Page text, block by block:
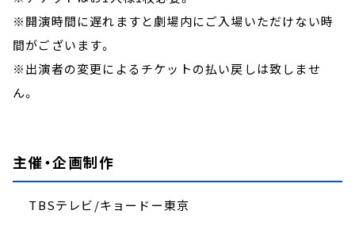
※開演時間に遅れますと劇場内にご入場いただけない時
間がございます。
※出演者の変更によるチケットの払い戻しは致しませ
ん。
主催・企画制作
TBSテレビ/キョードー東京